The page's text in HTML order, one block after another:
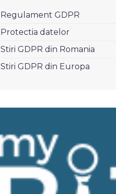
Regulament GDPR
Protectia datelor
Stiri GDPR din Romania
Stiri GDPR din Europa